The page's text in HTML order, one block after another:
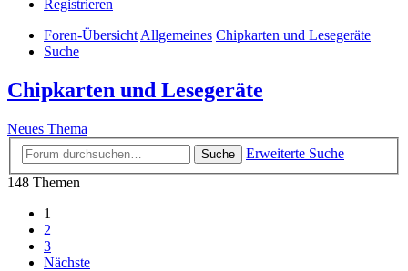
Registrieren
Foren-ÜbersichtAllgemeines Chipkarten und Lesegeräte
Suche
Chipkarten und Lesegeräte
Neues Thema
Suche
Erweiterte Suche
148 Themen
1
2
3
Nächste